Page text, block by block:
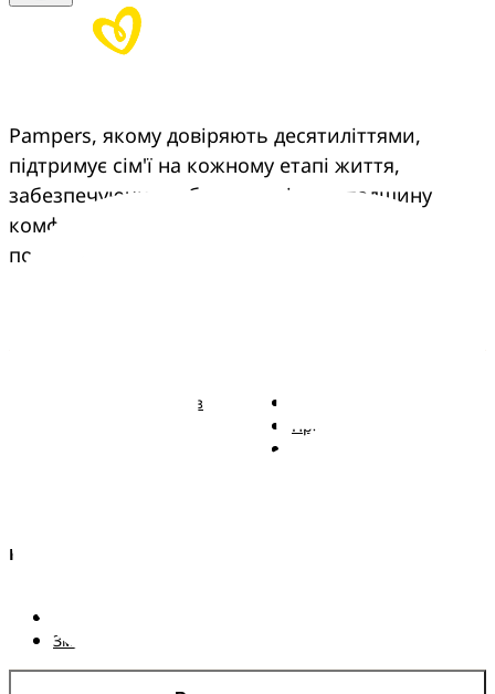
Pampers, якому довіряють десятиліттями,
підтримує сім'ї на кожному етапі життя,
забезпечуючи турботу, досвід та спадщину
комфорту, що переходить з покоління в
покоління.
Підгузки Pampers із
Правові положення
Країна/регіон
Змінити країнa/регіон